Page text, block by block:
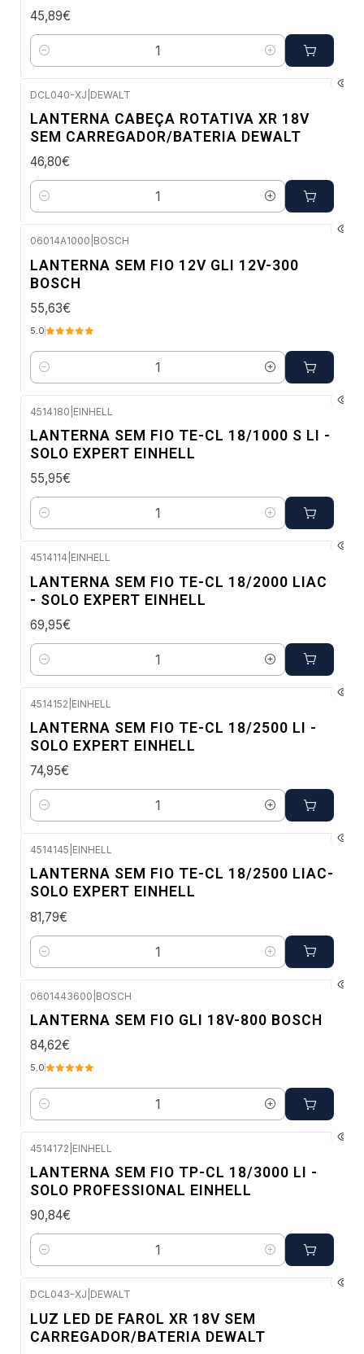
45,89€
Quantidade
DCL040-XJ DEWALT
LANTERNA CABEÇA ROTATIVA XR 18V
SEM CARREGADOR/BATERIA DEWALT
46,80€
Quantidade
06014A1000 BOSCH
LANTERNA SEM FIO 12V GLI 12V-300
BOSCH
55,63€
5.0
Quantidade
4514180 EINHELL
LANTERNA SEM FIO TE-CL 18/1000 S LI -
SOLO EXPERT EINHELL
55,95€
Quantidade
4514114 EINHELL
LANTERNA SEM FIO TE-CL 18/2000 LIAC
- SOLO EXPERT EINHELL
69,95€
Quantidade
4514152 EINHELL
LANTERNA SEM FIO TE-CL 18/2500 LI -
SOLO EXPERT EINHELL
74,95€
Quantidade
4514145 EINHELL
LANTERNA SEM FIO TE-CL 18/2500 LIAC-
SOLO EXPERT EINHELL
81,79€
Quantidade
0601443600 BOSCH
LANTERNA SEM FIO GLI 18V-800 BOSCH
84,62€
5.0
Quantidade
4514172 EINHELL
LANTERNA SEM FIO TP-CL 18/3000 LI -
SOLO PROFESSIONAL EINHELL
90,84€
Quantidade
DCL043-XJ DEWALT
LUZ LED DE FAROL XR 18V SEM
CARREGADOR/BATERIA DEWALT